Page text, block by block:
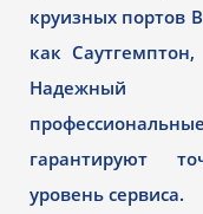
круизных портов
как
гарантируют
уровень сервиса.